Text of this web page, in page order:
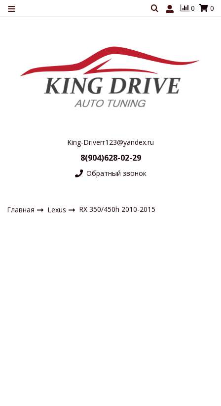
0 0
King-Driverr123@yandex.ru
8(904)628-02-29
Обратный звонок
Главная Lexus RX 350/450h 2010-2015